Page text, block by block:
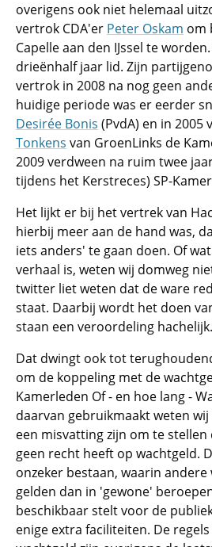
overigens ook niet helemaal
vertrok CDA'er Peter Oskam om
Capelle aan den IJssel te
drieënhalf jaar lid. Zijn
vertrok in 2008 na nog geen
huidige periode was er eerder
Desirée Bonis (PvdA) en in 2005
Tonkens van GroenLinks de
2009 verdween na ruim twee
tijdens het Kerstreces) SP-
Het lijkt er bij het vertrek van
hierbij meer aan de hand was,
iets anders' te gaan doen. Of
verhaal is, weten wij domweg
twitter liet weten dat de ware
staat. Daarbij wordt het doen
staan een veroordeling hachelijk.
Dat dwingt ook tot
om de koppeling met de
Kamerleden Of - en hoe lang -
daarvan gebruikmaakt weten
een misvatting zijn om te
geen recht heeft op wachtgeld.
onzeker bestaan, waarin
gelden dan in 'gewone'
beschikbaar stelt voor de
enige extra faciliteiten. De